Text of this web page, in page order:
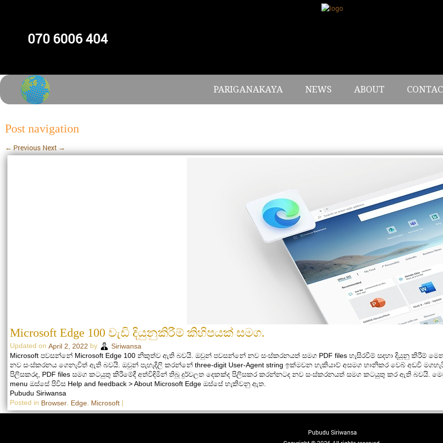
070 6006 404
PARIGANAKAYA NEWS ABOUT
Post navigation
← Previous Next →
Microsoft Edge 100 වැඩි දියුනුකිරීම් කිහිපයක් සමග.
Updated on April 2, 2022 by
Siriwansa
Microsoft පවසන්නේ Microsoft Edge 100 නිකුත්ව ඇති බවයි. ඔවුන් පවසන්නේ නව සංස්කරනයත් සමග PDF files හැසිරවීම් සදහා දියුනු කිරීම්
නව සංස්කරනය ගෙනැවිත් ඇති බවයි. ඔවුන් පැහැදිලි කරන්නේ three-digit User-Agent string ඉක්මවන හැකියාව් අසමග හානිකර වෙබ් අඩවි
පිලිසකරද, PDF files සමග කටයුතු කිරීමේදී අත්විඳිමින් තිබූ දුර්වලත දෙකක්ද පිලිසකර කරන්නටද නව සංස්කරනයත් සමග කටයුතු කර ඇති බවයි.
menu ඔස්සේ පිවිස Help and feedback > About Microsoft Edge ඔස්සේ හැකිවනු ඇත.
Pubudu Siriwansa
Posted in Browser Edge Microsoft |
Pubudu Siriwansa